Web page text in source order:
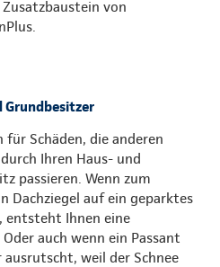
Zusatzbaustein von
Grundbesitzer
für Schäden, die anderen
Ihren Haus- und
passieren. Wenn zum
Dachziegel auf ein geparktes
entsteht Ihnen eine
auch wenn ein Passant
weil der Schnee